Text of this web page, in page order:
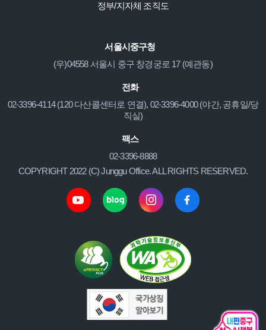
정부/지자체 조직도
서울시중구청
(우)04558 서울시 중구 창경궁로 17 (예관동)
전화
02-3396-4114 (120 다산콜센터로 연결), 02-3396-4000 (야간, 공휴일/당
직실)
팩스
02-3396-8888
COPYRIGHT 2022 (C) Junggu Office. ALL RIGHTS RESERVED.